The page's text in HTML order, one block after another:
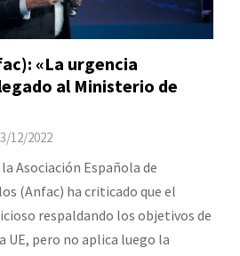
«La urgencia
al Ministerio de
12/2022
Asociación Española de
(Anfac) ha criticado que el
respaldando los objetivos de
UE, pero no aplica luego la